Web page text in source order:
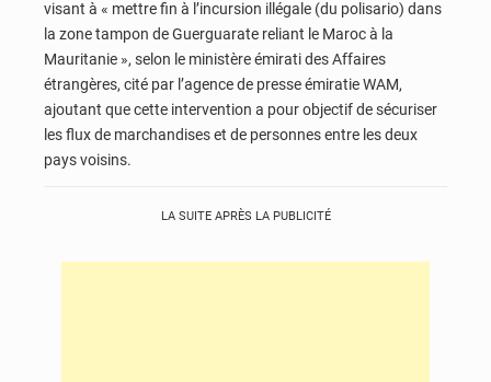
visant à « mettre fin à l’incursion illégale (du polisario) dans
la zone tampon de Guerguarate reliant le Maroc à la
Mauritanie », selon le ministère émirati des Affaires
étrangères, cité par l’agence de presse émiratie WAM,
ajoutant que cette intervention a pour objectif de sécuriser
les flux de marchandises et de personnes entre les deux
pays voisins.
LA SUITE APRÈS LA PUBLICITÉ